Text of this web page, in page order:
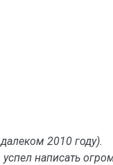
2010 году).
написать